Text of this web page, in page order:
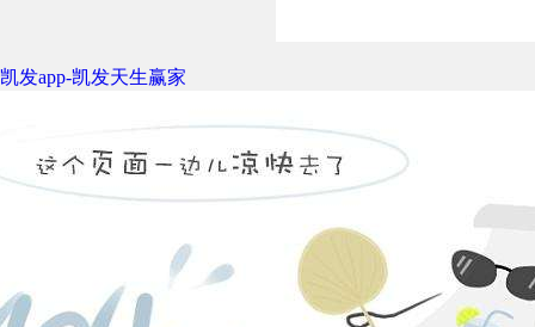
凯发app-凯发天生赢家